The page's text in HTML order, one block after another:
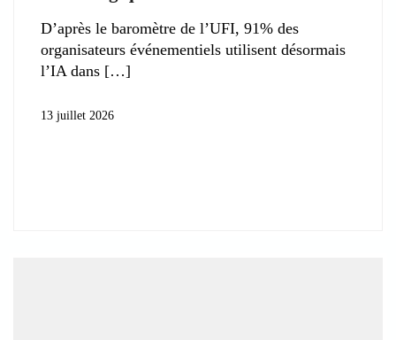
D’après le baromètre de l’UFI, 91% des
organisateurs événementiels utilisent désormais
l’IA dans
13 juillet 2026